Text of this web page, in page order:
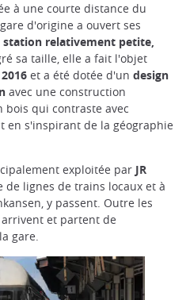
à une courte distance du
d'origine a ouvert ses
station relativement petite,
sa taille, elle a fait l'objet
et a été dotée d'un design
avec une construction
qui contraste avec
en s'inspirant de la géographie
exploitée par JR
lignes de trains locaux et à
y passent. Outre les
et partent de
gare.